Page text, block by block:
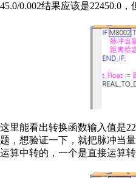
45.0/0.002结果应该是22450.0
这里能看出转换函数输入值是
题，想验证一下，就把脉冲当
运算中转的，一个是直接运算转